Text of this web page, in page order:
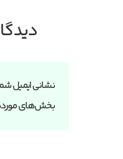
نشانی ایمیل
بخش‌های